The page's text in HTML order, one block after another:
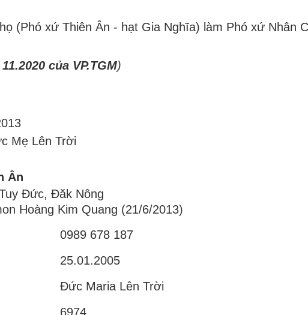
(Phó xứ Thiên Ân - hạt Gia Nghĩa) làm Phó xứ Nhân
của VP.TGM)
Mẹ Lên Trời
Ân
Đức, Đăk Nông
Hoàng Kim Quang (21/6/2013)
0989 678 187
25.01.2005
Đức Maria Lên Trời
6974